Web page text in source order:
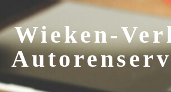
Wieken-